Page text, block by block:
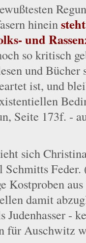
hinein
und
so kritisch
und
ist, und
Seite 173f. -
sich
Schmitts Feder.
Kostproben
damit
Judenhasser -
für Auschwitz